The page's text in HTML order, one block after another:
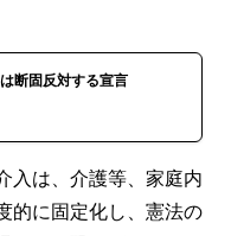
断固反対する宣言
入は、介護等、家庭内
的に固定化し、憲法の